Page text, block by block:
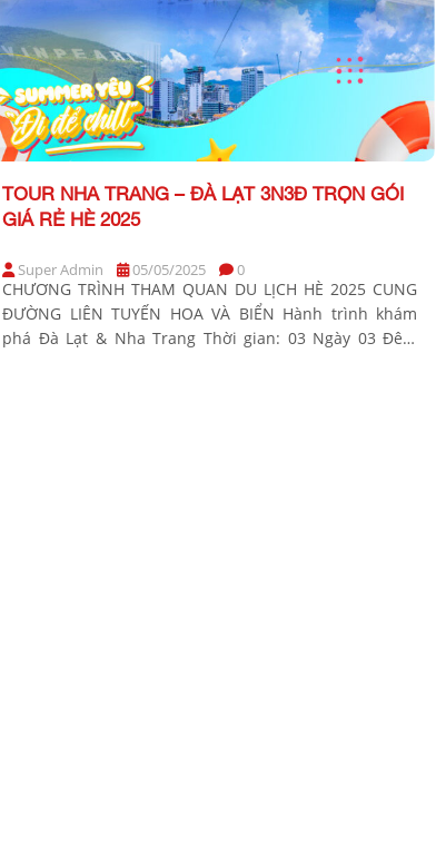
TOUR NHA TRANG – ĐÀ LẠT 3N3Đ TRỌN GÓI
GIÁ RẺ HÈ 2025
Super Admin 05/05/2025 0
CHƯƠNG TRÌNH THAM QUAN DU LỊCH HÈ 2025 CUNG
ĐƯỜNG LIÊN TUYẾN HOA VÀ BIỂN Hành trình khám
phá Đà Lạt & Nha Trang Thời gian: 03 Ngày 03 Đêm